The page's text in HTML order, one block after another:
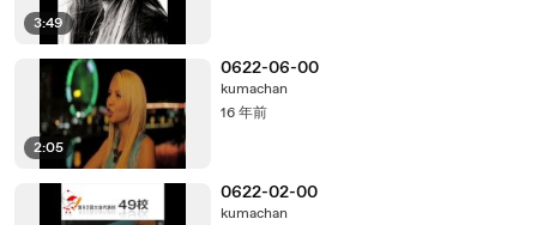
3:49
2:05
0622-06-00
kumachan
16 年前
0622-02-00
kumachan